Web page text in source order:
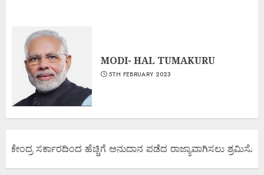
MODI- HAL TUMAKURU
5TH FEBRUARY 2023
ಕೇಂದ್ರ ಸರ್ಕಾರದಿಂದ ಹೆಚ್ಚಿಗೆ ಅನುದಾನ ಪಡೆದ ರಾಜ್ಯಾವಾಗಿಸಲು ಶ್ರಮಿಸೋಣ